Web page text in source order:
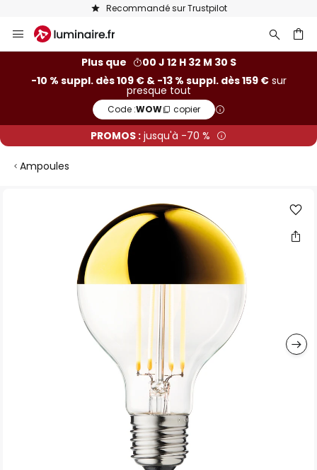
Recommandé sur Trustpilot
Allez
au
Plus que
00 J 12 H 32 M 29 S
-10 % suppl. dès 109 € & -13 % suppl. dès 159 €sur
presque tout
Code :WOW copier
PROMOS : jusqu'à -70 %
Ampoules